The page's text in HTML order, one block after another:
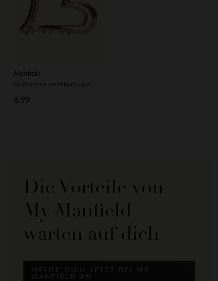
Manfield
Goldfarbene Herz-Haarspange
6.99
Die Vorteile von
My Manfield
warten auf dich
MELDE DICH JETZT BEI MY
MANFIELD AN